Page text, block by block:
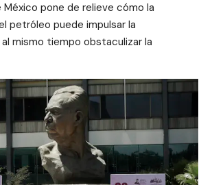
México pone de relieve cómo la
petróleo puede impulsar la
mismo tiempo obstaculizar la